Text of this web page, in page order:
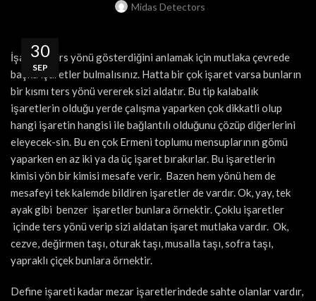
Midas Detectors
30
SEP
İşaretin ters yönü gösterdiğini anlamak için mutlaka çevrede
başka işaretler bulmalısınız. Hatta bir çok işaret varsa bunların
bir kısmı ters yönü vererek sizi aldatır. Bu tip kalabalık
işaretlerin olduğu yerde çalışma yaparken çok dikkatli olup
hangi işaretin hangisi ile bağlantılı olduğunu çözüp diğerlerini
eleyecek-sin. Bu en çok Ermeni toplumu mensuplarının gömü
yaparken en az iki ya da üç işaret bırakırlar. Bu işaretlerin
kimisi yön bir kimisi mesafe verir. Bazen hem yönü hem de
mesafeyi tek kalemde bildiren işaretler de vardır. Ok, yay, tek
ayak gibi benzer işaretler bunlara örnektir. Çoklu işaretler
içinde ters yönü verip sizi aldatan işaret mutlaka vardır. Ok,
cezve, değirmen taşı, oturak taşı, musalla taşı, sofra taşı,
yapraklı çiçek bunlara örnektir.
Define işareti kadar mezar işaretlerindede sahte olanlar vardır,